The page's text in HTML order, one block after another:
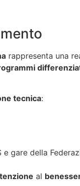
rappresenta una
tecnica:
gare della
al